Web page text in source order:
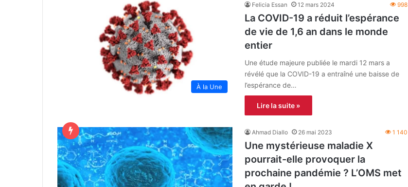
À la Une
Felicia Essan 12 mars 2024 998
La COVID-19 a réduit l’espérance
de vie de 1,6 an dans le monde
entier
Une étude majeure publiée le mardi 12 mars a
révélé que la COVID-19 a entraîné une baisse de
l’espérance de…
Lire la suite »
Ahmad Diallo 26 mai 2023 1 140
Une mystérieuse maladie X
pourrait-elle provoquer la
prochaine pandémie ? L’OMS met